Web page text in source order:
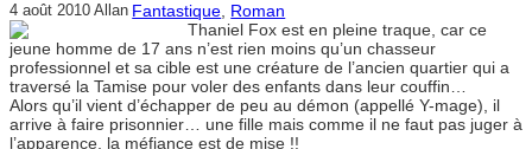
4 août 2010 Allan Fantastique, Roman
Thaniel Fox est en pleine traque, car ce
jeune homme de 17 ans n’est rien moins qu’un chasseur
professionnel et sa cible est une créature de l’ancien quartier qui a
traversé la Tamise pour voler des enfants dans leur couffin…
Alors qu’il vient d’échapper de peu au démon (appellé Y-mage), il
arrive à faire prisonnier… une fille mais comme il ne faut pas juger à
l’apparence, la méfiance est de mise !!